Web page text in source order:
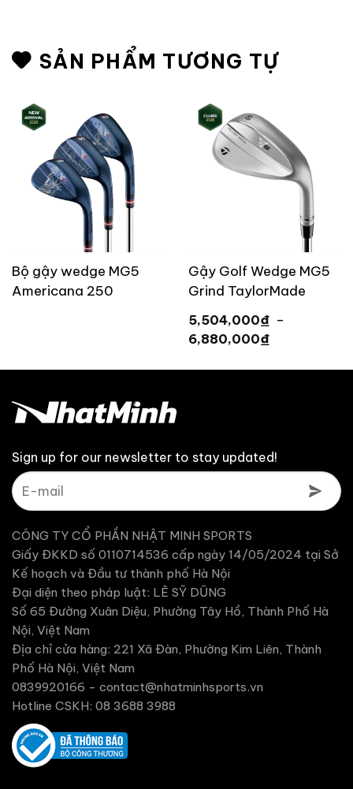
SẢN PHẨM TƯƠNG TỰ
Bộ gậy wedge MG5
Americana 250
Gậy Golf Wedge MG5
Grind TaylorMade
5,504,000₫ –
6,880,000₫
5,504,000 ₫
Sign up for our newsletter to stay updated!
CÔNG TY CỔ PHẦN NHẬT MINH SPORTS
Giấy ĐKKD số 0110714536 cấp ngày 14/05/2024 tại Sở
Kế hoạch và Đầu tư thành phố Hà Nội
Đại diện theo pháp luật: LÊ SỸ DŨNG
Số 65 Đường Xuân Diệu, Phường Tây Hồ, Thành Phố Hà
Nội, Việt Nam
Địa chỉ cửa hàng: 221 Xã Đàn, Phường Kim Liên, Thành
Phố Hà Nội, Việt Nam
0839920166 - contact@nhatminhsports.vn
Hotline CSKH: 08 3688 3988